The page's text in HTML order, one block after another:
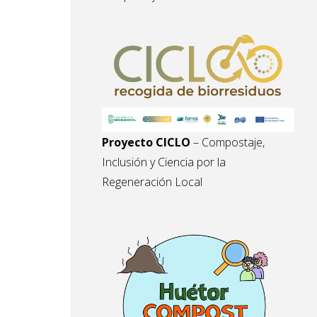
Proyecto CICLO – Compostaje,
Inclusión y Ciencia por la
Regeneración Local